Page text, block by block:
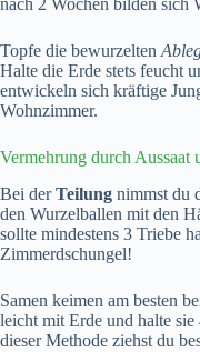
nach 2 Wochen bilden sich
Topfe die bewurzelten
Halte die Erde stets feucht
entwickeln sich kräftige
Wohnzimmer.
Vermehrung durch Aussaat
Bei derTeilung nimmst du
den Wurzelballen mit den
sollte mindestens 3 Triebe
Zimmerdschungel!
Samen keimen am besten
leicht mit Erde und halte
dieser Methode ziehst du